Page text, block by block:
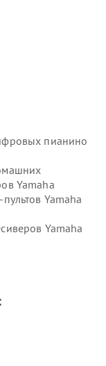
пианино
Yamaha
Yamaha
Yamaha